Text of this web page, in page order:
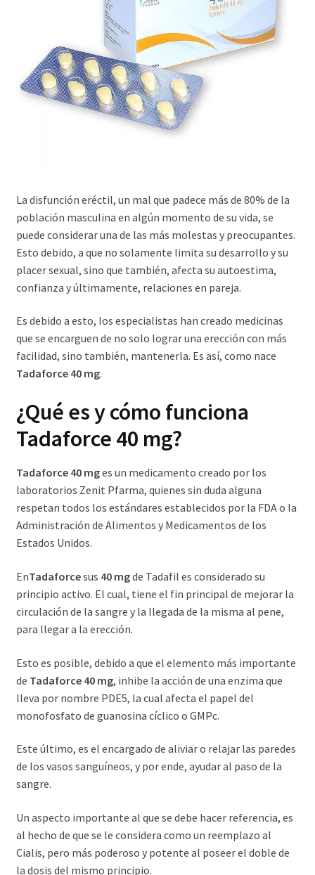
Condiciones
Contactos
Impressum
Mi cuenta
Pago
Política de privacidad
Preguntas frecuentes
Productos
Sobre nosotros
La disfunción eréctil, un mal que padece más de 80% de la
población masculina en algún momento de su vida, se
puede considerar una de las más molestas y preocupantes.
Esto debido, a que no solamente limita su desarrollo y su
placer sexual, sino que también, afecta su autoestima,
confianza y últimamente, relaciones en pareja.
Es debido a esto, los especialistas han creado medicinas
que se encarguen de no solo lograr una erección con más
facilidad, sino también, mantenerla. Es así, como nace
Tadaforce 40 mg.
¿Qué es y cómo funciona
Tadaforce 40 mg?
Tadaforce 40 mges un medicamento creado por los
laboratorios Zenit Pfarma, quienes sin duda alguna
respetan todos los estándares establecidos por la FDA o la
Administración de Alimentos y Medicamentos de los
Estados Unidos.
EnTadaforcesus 40 mgde Tadafil es considerado su
principio activo. El cual, tiene el fin principal de mejorar la
circulación de la sangre y la llegada de la misma al pene,
para llegar a la erección.
Esto es posible, debido a que el elemento más importante
de Tadaforce 40 mg, inhibe la acción de una enzima que
lleva por nombre PDE5, la cual afecta el papel del
monofosfato de guanosina cíclico o GMPc.
Este último, es el encargado de aliviar o relajar las paredes
de los vasos sanguíneos, y por ende, ayudar al paso de la
sangre.
Un aspecto importante al que se debe hacer referencia, es
al hecho de que se le considera como un reemplazo al
Cialis, pero más poderoso y potente al poseer el doble de
la dosis del mismo principio.